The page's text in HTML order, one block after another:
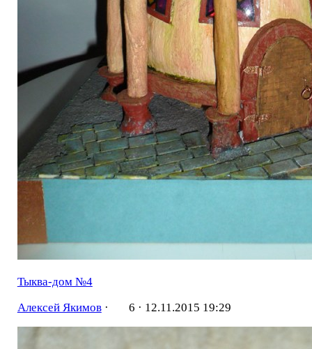
Тыква-дом №4
Алексей Якимов· 6 · 12.11.2015 19:29